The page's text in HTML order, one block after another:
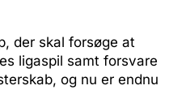
der skal forsøge at
ligaspil samt forsvare
og nu er endnu